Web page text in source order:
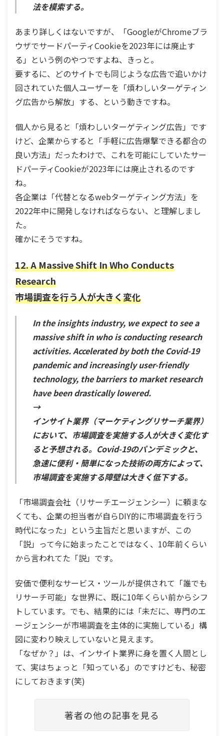
法を模索する。
あまり詳しくはないですが、「GoogleがChromeブラ
ウザでサードパーティCookieを2023年には廃止す
る」という例のやつですよね、きっと。
要するに、どのサイトでも同じような広告で追いかけ
回されていた個人ユーザーを「煩わしいターゲティン
グ広告から解放」する、という動きですね。
個人から見ると「煩わしいターゲティング広告」です
けど、企業からすると「手軽に広告爆撃できる都合の
良い方法」だったわけで、これを可能にしていたサー
ドパーティCookieが2023年には廃止されるのです
ね。
各企業は「代替となるwebターゲティング方法」を
2022年中に開発しなければならない、と理解しまし
た。
確かにそうですね。
12. A Massive Shift In Who Conducts
Research
市場調査を行う人が大きく変化
In the insights industry, we expect to see a
massive shift in who is conducting research
activities. Accelerated by both the Covid-19
pandemic and increasingly user-friendly
technology, the barriers to market research
have been drastically lowered.
→
インサイト業界（マーケティングリサーチ業界）
において、市場調査を実施する人が大きく変化す
ると予想される。Covid-19のパンデミックと、
急速に便利・簡単になった技術の両方によって、
市場調査を実施する障壁は大きく低下する。
「市場調査会社（リサーチエージェンシー）に頼まな
くても、企業の担当者が自らDIY的に市場調査を行う
時代になった」という主旨だと思いますが、この
「説」って今に始まったことではなく、10年前くらい
から言われてた「説」です。
安価で便利なサービス・ツールが提供されて「誰でも
リサーチ可能」な世界に、既に10年くらい前からシフ
トしています。でも、結果的には「未だに、専門のエ
ージェンシーが市場調査を主体的に実施している」構
図に変わり映えしていないと見えます。
「なぜか？」は、インサイト業界に身を置く人間とし
て、実はちょっと「知っている」のですけども、秘密
にしておきます(笑)
著者の他の記事を見る